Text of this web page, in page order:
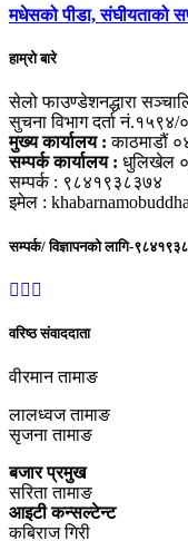
मधेसको पीडा, संघीयताको
हाम्रो बारे
सेलो फाउण्डेशनद्धारा
सुचना विभाग दर्ता
मुख्य कार्यालय : काठमाडौं
सम्पर्क कार्यालय : धुलिखेल
सम्पर्क : ९८४१९३८३७४
इमेल :
सम्पर्क/ विज्ञापनको लागि-
वरिष्ठ संवाददाता
वीरमान तामाङ
लालध्वज तामाङ
सृजना तामाङ
बजार प्रमुख
सरिता तामाङ
आइटी कन्सल्टेन्ट
कबिराज गिरी